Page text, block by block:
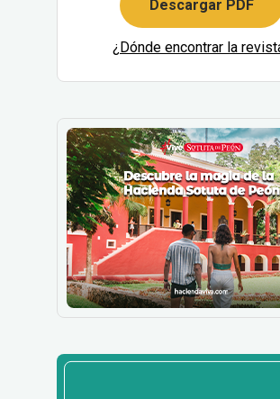
Descargar PDF
¿Dónde encontrar la